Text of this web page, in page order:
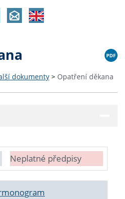
dokumenty > Opatření děkana
Neplatné předpisy